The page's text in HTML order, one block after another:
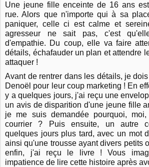
Une jeune fille enceinte de 16 ans
rue. Alors que n'importe qui à sa
paniquer, celle ci est calme et
agresseur ne sait pas, c'est
d'empathie. Du coup, elle va faire
détails, échafauder un plan et attendre
attaquer !
Avant de rentrer dans les détails, je
Denoël pour leur coup marketing ! En
y a quelques jours, j'ai reçu une
un avis de disparition d'une jeune fille
je me suis demandée pourquoi,
courrier ? Puis ensuite, un autre
quelques jours plus tard, avec un mot
ainsi qu'une trousse ayant divers petits
enfin, j'ai reçu le livre ! Vous
impatience de lire cette histoire après